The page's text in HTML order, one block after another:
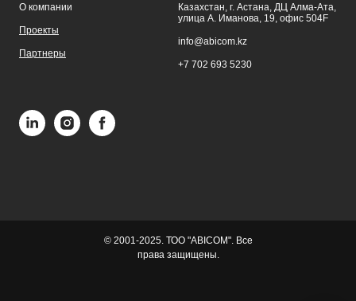
О компании
Проекты
Партнеры
Казахстан, г. Астана, ДЦ Алма-Ата,
улица А. Иманова, 19, офис 504F
info@abicom.kz
+7 702 693 5230
© 2001-2025. ТОО "ABICOM". Все
права защищены.